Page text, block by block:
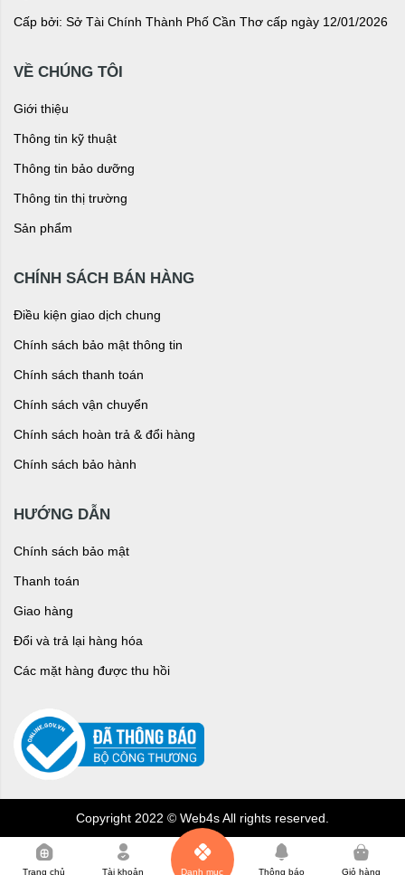
Cấp bởi: Sở Tài Chính Thành Phố Cần Thơ cấp ngày 12/01/2026
VỀ CHÚNG TÔI
Giới thiệu
Thông tin kỹ thuật
Thông tin bảo dưỡng
Thông tin thị trường
Sản phẩm
CHÍNH SÁCH BÁN HÀNG
Điều kiện giao dịch chung
Chính sách bảo mật thông tin
Chính sách thanh toán
Chính sách vận chuyển
Chính sách hoàn trả & đổi hàng
Chính sách bảo hành
HƯỚNG DẪN
Chính sách bảo mật
Thanh toán
Giao hàng
Đổi và trả lại hàng hóa
Các mặt hàng được thu hồi
Copyright 2022 © Web4s All rights reserved.
Trang chủ Tài khoản Danh mục Thông báo Giỏ hàng